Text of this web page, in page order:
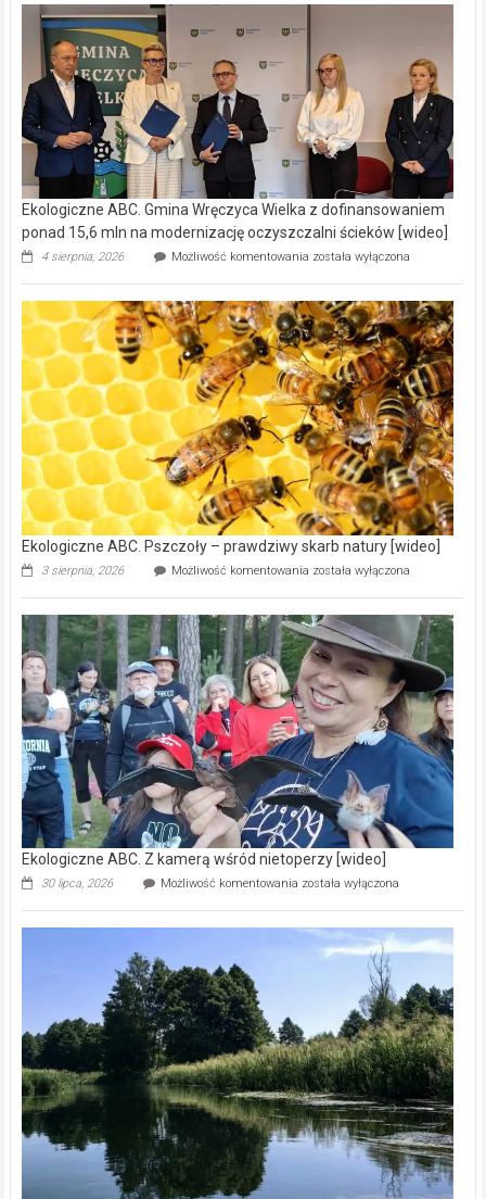
Ekologiczne ABC. Gmina Wręczyca Wielka z dofinansowaniem
ponad 15,6 mln na modernizację oczyszczalni ścieków [wideo]
4 sierpnia, 2026 Możliwość komentowania Ekologiczne
Wręczyca
Wielka
z
dofinansowaniem
ponad
15,6
mln
na
modernizację
oczyszczalni
ścieków
[wideo]
została wyłączona
Ekologiczne ABC. Pszczoły – prawdziwy skarb natury [wideo]
3 sierpnia, 2026 Możliwość komentowania Ekologiczne
–
prawdziwy
skarb
natury
[wideo]
została wyłączona
Ekologiczne ABC. Z kamerą wśród nietoperzy [wideo]
30 lipca, 2026 Możliwość komentowania Ekologiczne
kamerą
wśród
została wyłączona